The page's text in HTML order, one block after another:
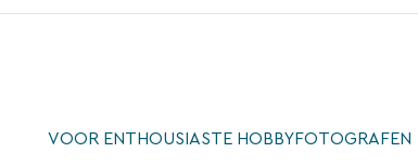
VOOR ENTHOUSIASTE HOBBYFOTOGRAFEN